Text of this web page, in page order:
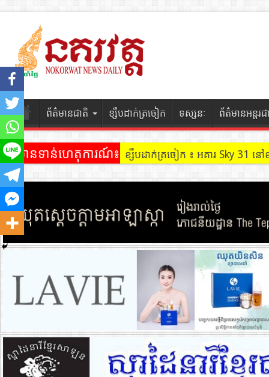
ព័ត៌មានជាតិ ខ្សឹបដាក់ត្រចៀក ទស្សនៈ ព័ត៌មានអន្តរជ
ព័ត៌មានទាន់ហេតុការណ៍៖ ខ្សឹបដាក់ត្រចៀក ៖ ដល់ករ ! ឈ្មួញដឹក